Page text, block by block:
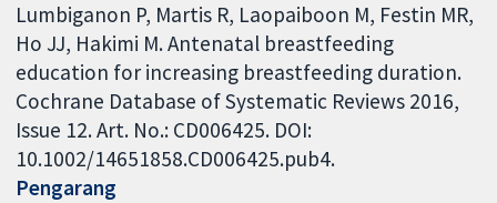
Lumbiganon P, Martis R, Laopaiboon M, Festin MR,
Ho JJ, Hakimi M. Antenatal breastfeeding
education for increasing breastfeeding duration.
Cochrane Database of Systematic Reviews 2016,
Issue 12. Art. No.: CD006425. DOI:
10.1002/14651858.CD006425.pub4.
Pengarang